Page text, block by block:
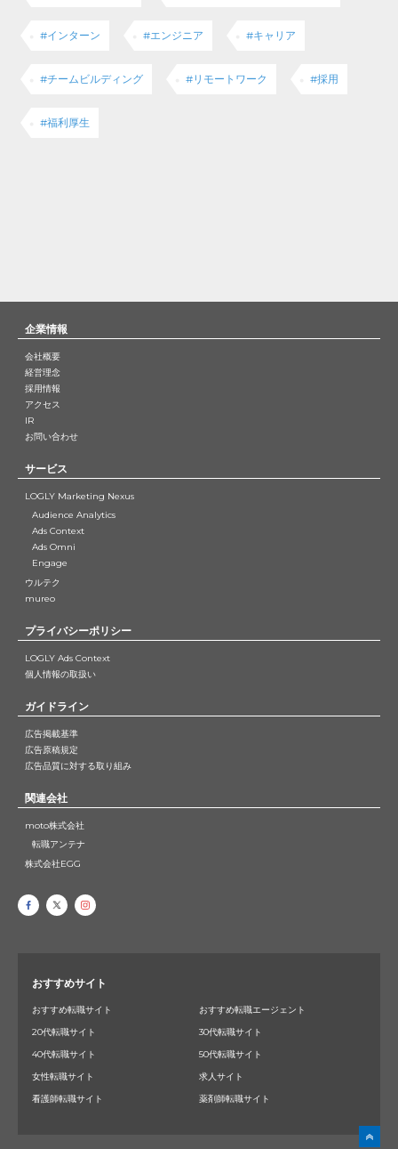
#インターン #エンジニア #キャリア
#チームビルディング #リモートワーク #採用
#福利厚生
企業情報
会社概要
経営理念
採用情報
アクセス
IR
お問い合わせ
サービス
LOGLY Marketing Nexus
Audience Analytics
Ads Context
Ads Omni
Engage
ウルテク
mureo
プライバシーポリシー
LOGLY Ads Context
個人情報の取扱い
ガイドライン
広告掲載基準
広告原稿規定
広告品質に対する取り組み
関連会社
moto株式会社
転職アンテナ
株式会社EGG
おすすめサイト
おすすめ転職サイト
おすすめ転職エージェント
20代転職サイト
30代転職サイト
40代転職サイト
50代転職サイト
女性転職サイト
求人サイト
看護師転職サイト
薬剤師転職サイト